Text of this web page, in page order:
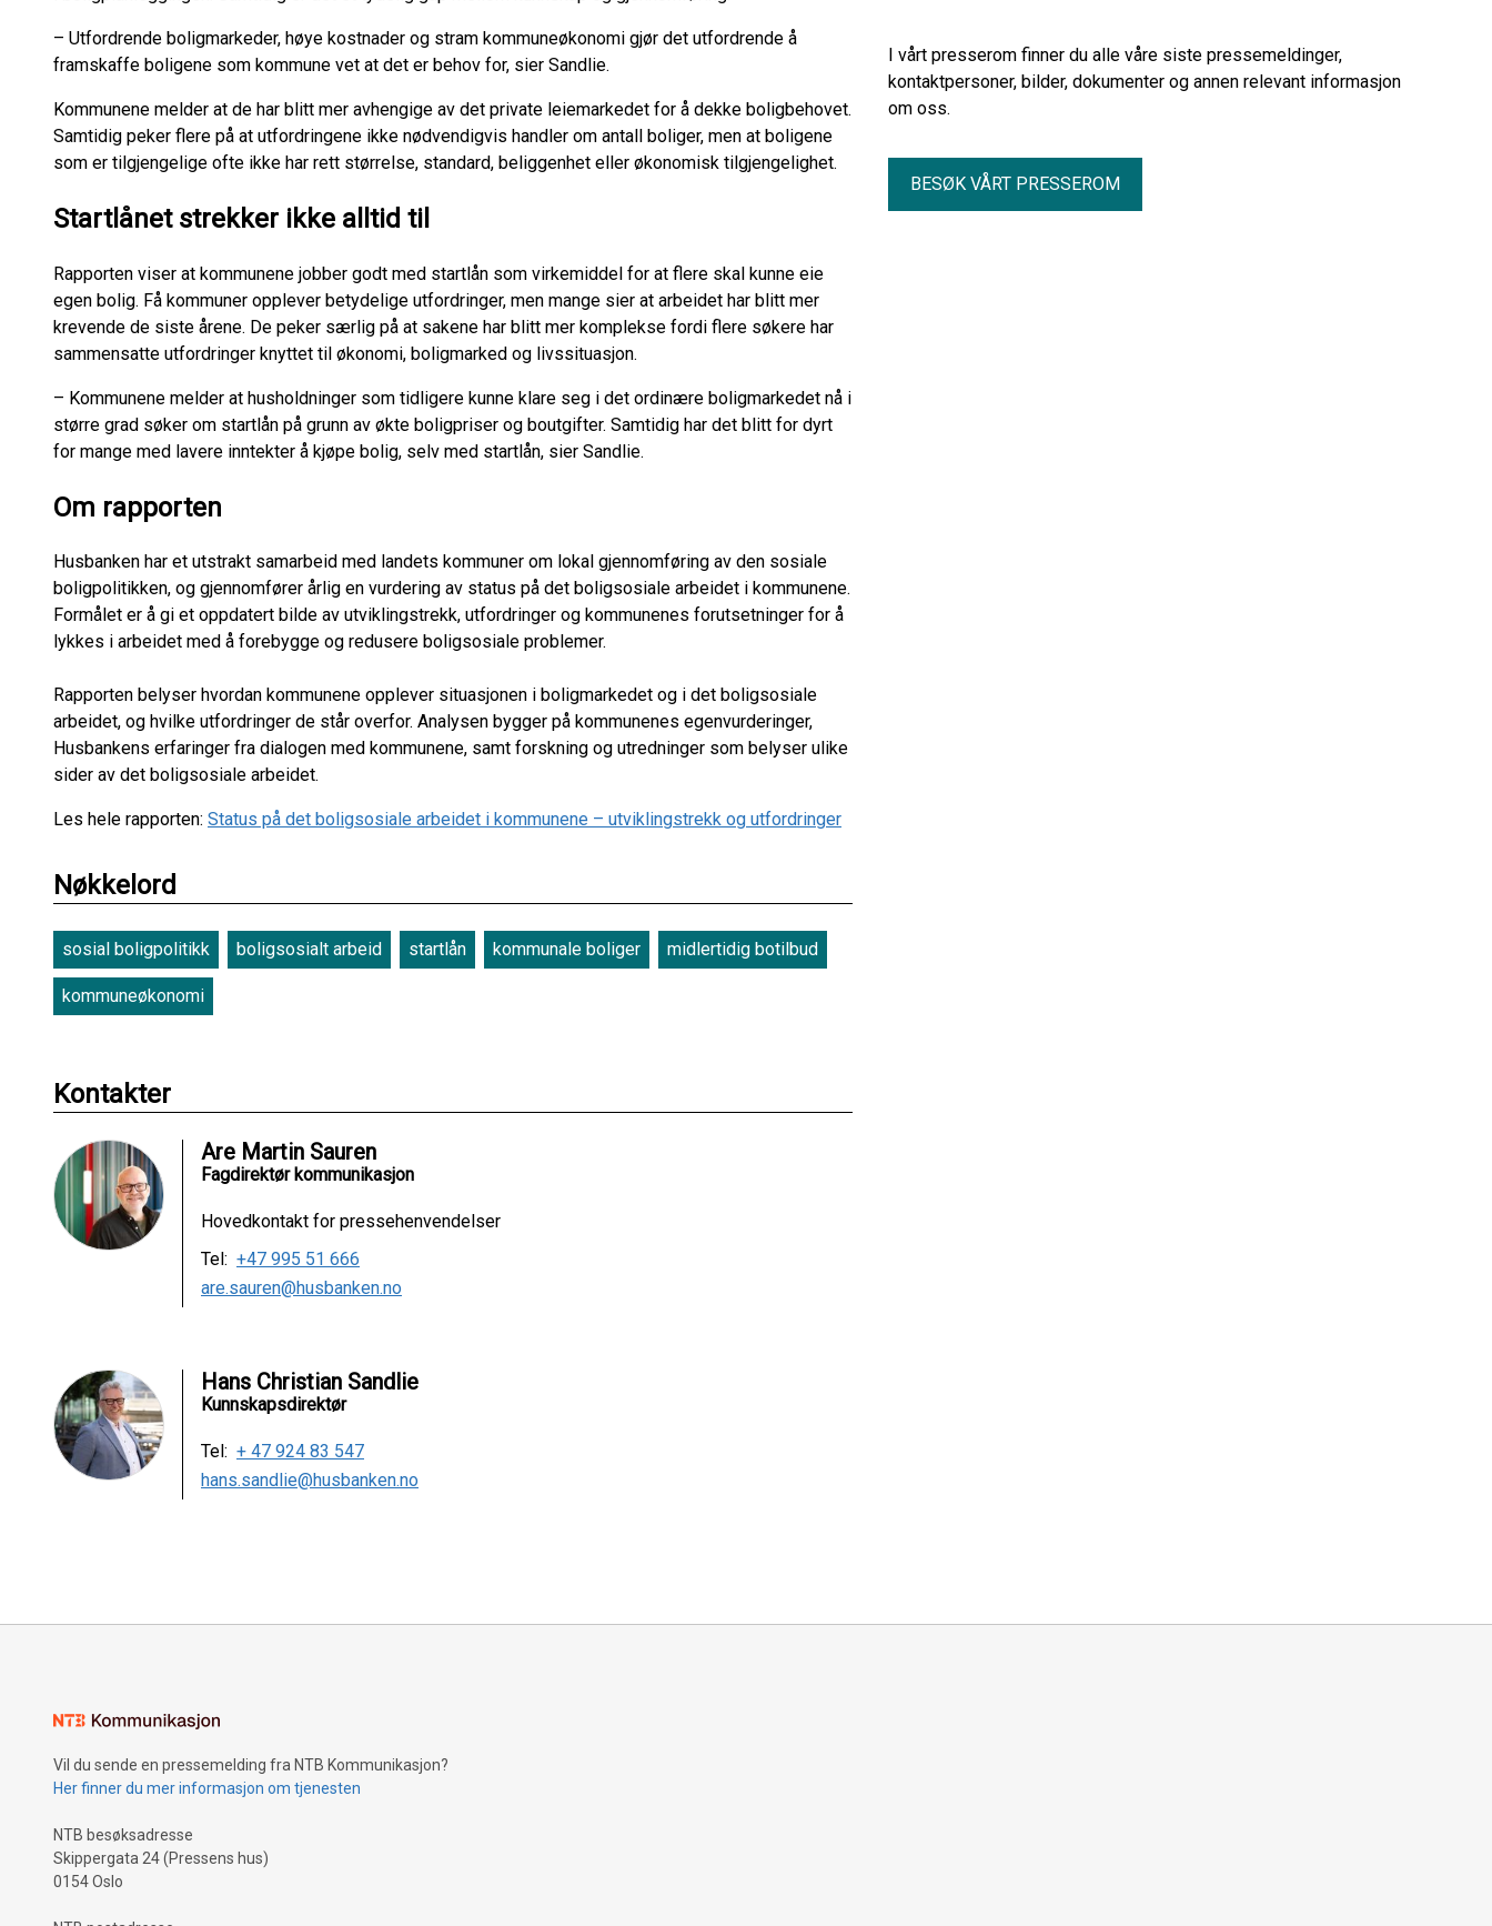
– Utfordrende boligmarkeder, høye kostnader og stram kommuneøkonomi gjør det utfordrende å
framskaffe boligene som kommune vet at det er behov for, sier Sandlie.
Kommunene melder at de har blitt mer avhengige av det private leiemarkedet for å dekke boligbehovet.
Samtidig peker flere på at utfordringene ikke nødvendigvis handler om antall boliger, men at boligene
som er tilgjengelige ofte ikke har rett størrelse, standard, beliggenhet eller økonomisk tilgjengelighet.
Startlånet strekker ikke alltid til
Rapporten viser at kommunene jobber godt med startlån som virkemiddel for at flere skal kunne eie
egen bolig. Få kommuner opplever betydelige utfordringer, men mange sier at arbeidet har blitt mer
krevende de siste årene. De peker særlig på at sakene har blitt mer komplekse fordi flere søkere har
sammensatte utfordringer knyttet til økonomi, boligmarked og livssituasjon.
– Kommunene melder at husholdninger som tidligere kunne klare seg i det ordinære boligmarkedet nå i
større grad søker om startlån på grunn av økte boligpriser og boutgifter. Samtidig har det blitt for dyrt
for mange med lavere inntekter å kjøpe bolig, selv med startlån, sier Sandlie.
Om rapporten
Husbanken har et utstrakt samarbeid med landets kommuner om lokal gjennomføring av den sosiale
boligpolitikken, og gjennomfører årlig en vurdering av status på det boligsosiale arbeidet i kommunene.
Formålet er å gi et oppdatert bilde av utviklingstrekk, utfordringer og kommunenes forutsetninger for å
lykkes i arbeidet med å forebygge og redusere boligsosiale problemer.
Rapporten belyser hvordan kommunene opplever situasjonen i boligmarkedet og i det boligsosiale
arbeidet, og hvilke utfordringer de står overfor. Analysen bygger på kommunenes egenvurderinger,
Husbankens erfaringer fra dialogen med kommunene, samt forskning og utredninger som belyser ulike
sider av det boligsosiale arbeidet.
Les hele rapporten: Status på det boligsosiale arbeidet i kommunene – utviklingstrekk og utfordringer
Nøkkelord
sosial boligpolitikk boligsosialt arbeid startlån kommunale boliger midlertidig botilbud
kommuneøkonomi
Kontakter
Are Martin Sauren
Fagdirektør kommunikasjon
Hovedkontakt for pressehenvendelser
Tel: +47 995 51 666
are.sauren@husbanken.no
Hans Christian Sandlie
Kunnskapsdirektør
Tel: + 47 924 83 547
hans.sandlie@husbanken.no
I vårt presserom finner du alle våre siste pressemeldinger,
kontaktpersoner, bilder, dokumenter og annen relevant informasjon
om oss.
BESØK VÅRT PRESSEROM
Vil du sende en pressemelding fra NTB Kommunikasjon?
Her finner du mer informasjon om tjenesten
NTB besøksadresse
Skippergata 24 (Pressens hus)
0154 Oslo